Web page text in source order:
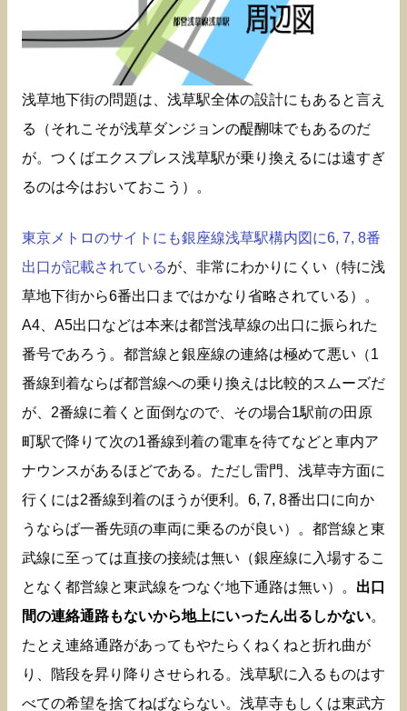
浅草地下街の問題は、浅草駅全体の設計にもあると言え
る（それこそが浅草ダンジョンの醍醐味でもあるのだ
が。つくばエクスプレス浅草駅が乗り換えるには遠すぎ
るのは今はおいておこう）。
東京メトロのサイトにも銀座線浅草駅構内図に6, 7, 8番
出口が記載されているが、非常にわかりにくい（特に浅
草地下街から6番出口まではかなり省略されている）。
A4、A5出口などは本来は都営浅草線の出口に振られた
番号であろう。都営線と銀座線の連絡は極めて悪い（1
番線到着ならば都営線への乗り換えは比較的スムーズだ
が、2番線に着くと面倒なので、その場合1駅前の田原
町駅で降りて次の1番線到着の電車を待てなどと車内ア
ナウンスがあるほどである。ただし雷門、浅草寺方面に
行くには2番線到着のほうが便利。6, 7, 8番出口に向か
うならば一番先頭の車両に乗るのが良い）。都営線と東
武線に至っては直接の接続は無い（銀座線に入場するこ
となく都営線と東武線をつなぐ地下通路は無い）。 出口
間の連絡通路もないから地上にいったん出るしかない。
たとえ連絡通路があってもやたらくねくねと折れ曲が
り、階段を昇り降りさせられる。浅草駅に入るものはす
べての希望を捨てねばならない。浅草寺もしくは東武方